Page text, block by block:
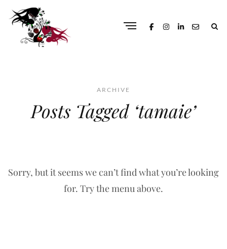
ARCHIVE
Posts Tagged ‘tamaie’
Sorry, but it seems we can’t find what you’re looking
for. Try the menu above.